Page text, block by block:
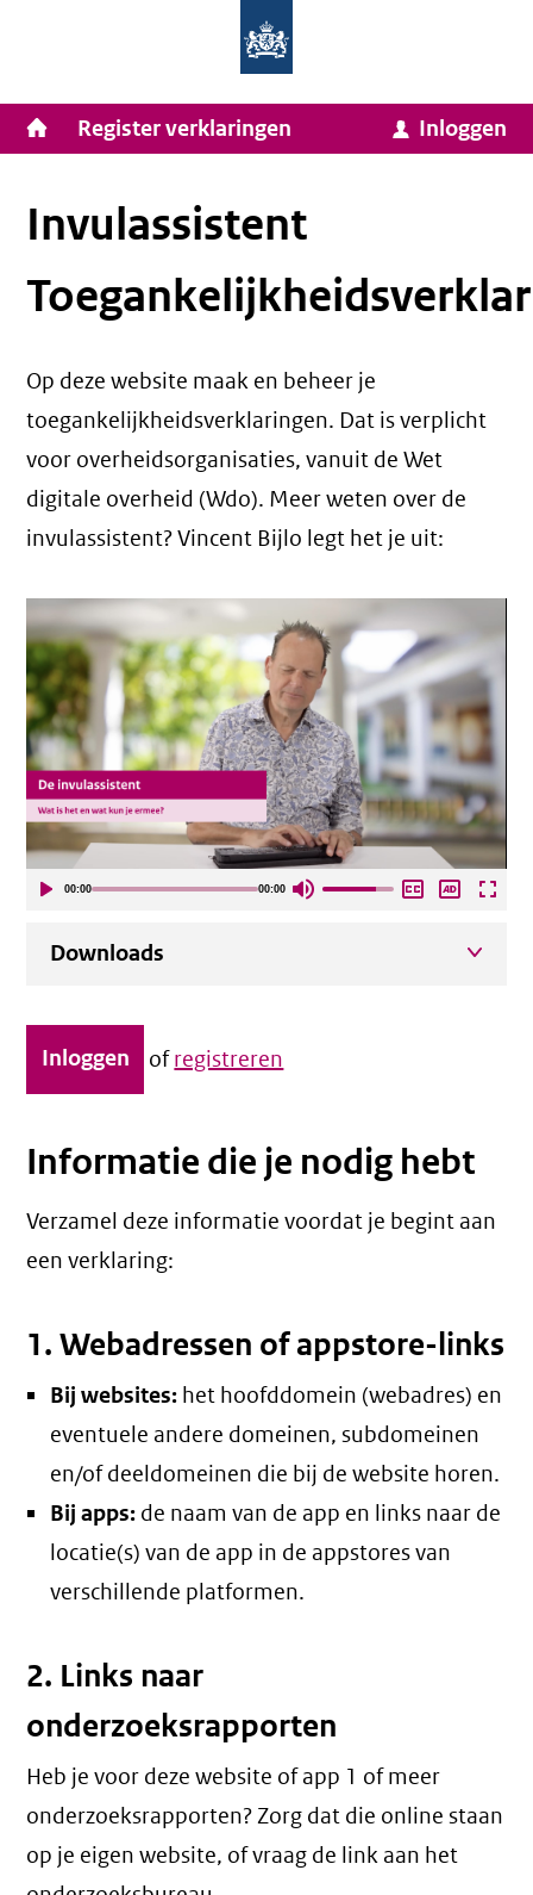
inhoud
van
Zaken
en
Koninkrijksrelaties
Homepage
van
Invulassistent
Toegankelijkheidsverklaring
Toegankelijkheidsverklaring
Hoofdnavigatie
Register verklaringen Inloggen
Invulassistent
Op deze website maak en beheer je
toegankelijkheidsverklaringen. Dat is verplicht
voor overheidsorganisaties, vanuit de Wet
digitale overheid (Wdo). Meer weten over de
invulassistent? Vincent Bijlo legt het je uit:
00:00 00:00
Downloads
Inloggen ofregistreren
Informatie die je nodig hebt
Verzamel deze informatie voordat je begint aan
een verklaring:
1. Webadressen of appstore-links
Bij websites: het hoofddomein (webadres) en
eventuele andere domeinen, subdomeinen
en/of deeldomeinen die bij de website horen.
Bij apps: de naam van de app en links naar de
locatie(s) van de app in de appstores van
verschillende platformen.
2. Links naar
onderzoeksrapporten
Heb je voor deze website of app 1 of meer
onderzoeksrapporten? Zorg dat die online staan
op je eigen website, of vraag de link aan het